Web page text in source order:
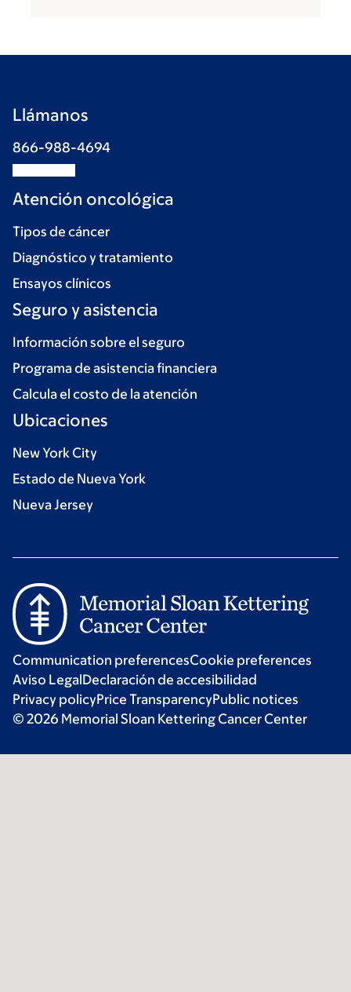
Llámanos
866-988-4694
Atención oncológica
Tipos de cáncer
Diagnóstico y tratamiento
Ensayos clínicos
Seguro y asistencia
Información sobre el seguro
Programa de asistencia financiera
Calcula el costo de la atención
Ubicaciones
New York City
Estado de Nueva York
Nueva Jersey
Communication preferencesCookie preferences
Aviso LegalDeclaración de accesibilidad
Privacy policyPrice TransparencyPublic notices
© 2026 Memorial Sloan Kettering Cancer Center